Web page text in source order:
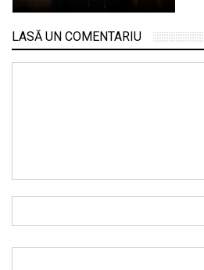
LASĂ UN COMENTARIU